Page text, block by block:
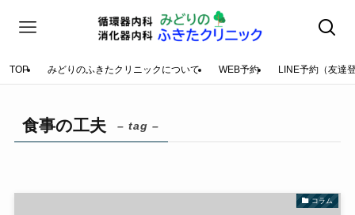
TOP みどりのふきたクリニックについて WEB予約 LINE予約（友達
食事の工夫 – tag –
コラム